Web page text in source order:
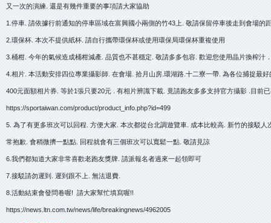
又一次的演練. 還是有幾件重要的事項請大家協助
1.停車. 請依據行前通知的停車區域在富興國小兩側的竹43上. 敬請保留停車後走到會場
2.環保杯. 本次不提供紙杯. 請自行攜帶環保杯或使用環保局環保杯重複使用
3.桶柑. 今年的氣候造成桶柑減產. 品質也不甚穩定. 敬請多多包容. 歡迎您使用晶片換榨
4.相片. 本活動安排四位專業攝影師. 在會場. 拾月山房.環湖路.十二寮一帶. 為各位捕捉最
400元面額相片券. 等於1張只要20元 . 有相片辨識下載. 竟請跑友多多支持官方攝影 .目前
https://sportaiwan.com/product/product_info.php?id=499
5. 為了有更多班次可以回程. 方便大家. 本次都從台北調遊覽車. 成本比較高. 新竹的接駁
常抱歉. 會稍微擠一點點. 回程就會有三個班次可以寬鬆一點. 敬請見諒
6.我們都知道大家非常喜歡老跑友獎牌. 請派報名者過來一起領即可
7.接駁請勿遲到. 遲到跟不上. 無法退費.
8.活動結束會發問卷喔! 請大家幫忙填寫喔!!
https://news.ltn.com.tw/news/life/breakingnews/4962005